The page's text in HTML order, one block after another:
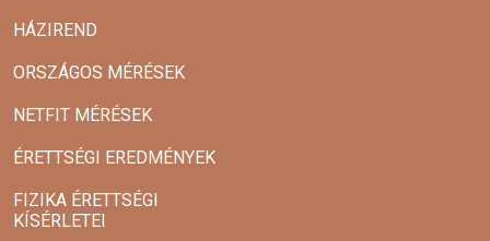
HÁZIREND
ORSZÁGOS MÉRÉSEK
NETFIT MÉRÉSEK
ÉRETTSÉGI EREDMÉNYEK
FIZIKA ÉRETTSÉGI
KÍSÉRLETEI